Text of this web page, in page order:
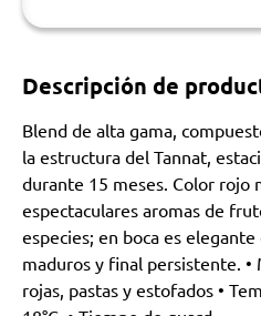
Descripción de
Blend de alta gama,
la estructura del Tannat,
durante 15 meses. Color rojo
espectaculares aromas de
especies; en boca es
maduros y final persistente. •
rojas, pastas y estofados •